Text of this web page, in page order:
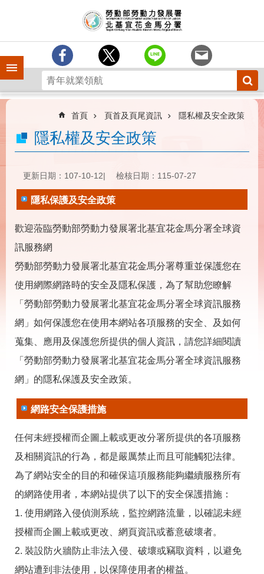
手機側欄
中
分
簡
業
務
務
下
載
區
他
導
頁
English
信
箱
常
問
雙
詞
RSS
隱
私
政
府
首頁 頁首及頁尾資訊 隱私權及安全政策
隱私權及安全政策
更新日期：107-10-12 檢核日期：115-07-27
隱私保護及安全政策
歡迎蒞臨勞動部勞動力發展署北基宜花金馬分署全球資
訊服務網
勞動部勞動力發展署北基宜花金馬分署尊重並保護您在
使用網際網路時的安全及隱私保護，為了幫助您瞭解
「勞動部勞動力發展署北基宜花金馬分署全球資訊服務
網」如何保護您在使用本網站各項服務的安全、及如何
蒐集、應用及保護您所提供的個人資訊，請您詳細閱讀
「勞動部勞動力發展署北基宜花金馬分署全球資訊服務
網」的隱私保護及安全政策。
網路安全保護措施
任何未經授權而企圖上載或更改分署所提供的各項服務
及相關資訊的行為，都是嚴厲禁止而且可能觸犯法律。
為了網站安全的目的和確保這項服務能夠繼續服務所有
的網路使用者，本網站提供了以下的安全保護措施：
1. 使用網路入侵偵測系統，監控網路流量，以確認未經
授權而企圖上載或更改、網頁資訊或蓄意破壞者。
2. 裝設防火牆防止非法入侵、破壞或竊取資料，以避免
網站遭到非法使用，以保障使用者的權益。